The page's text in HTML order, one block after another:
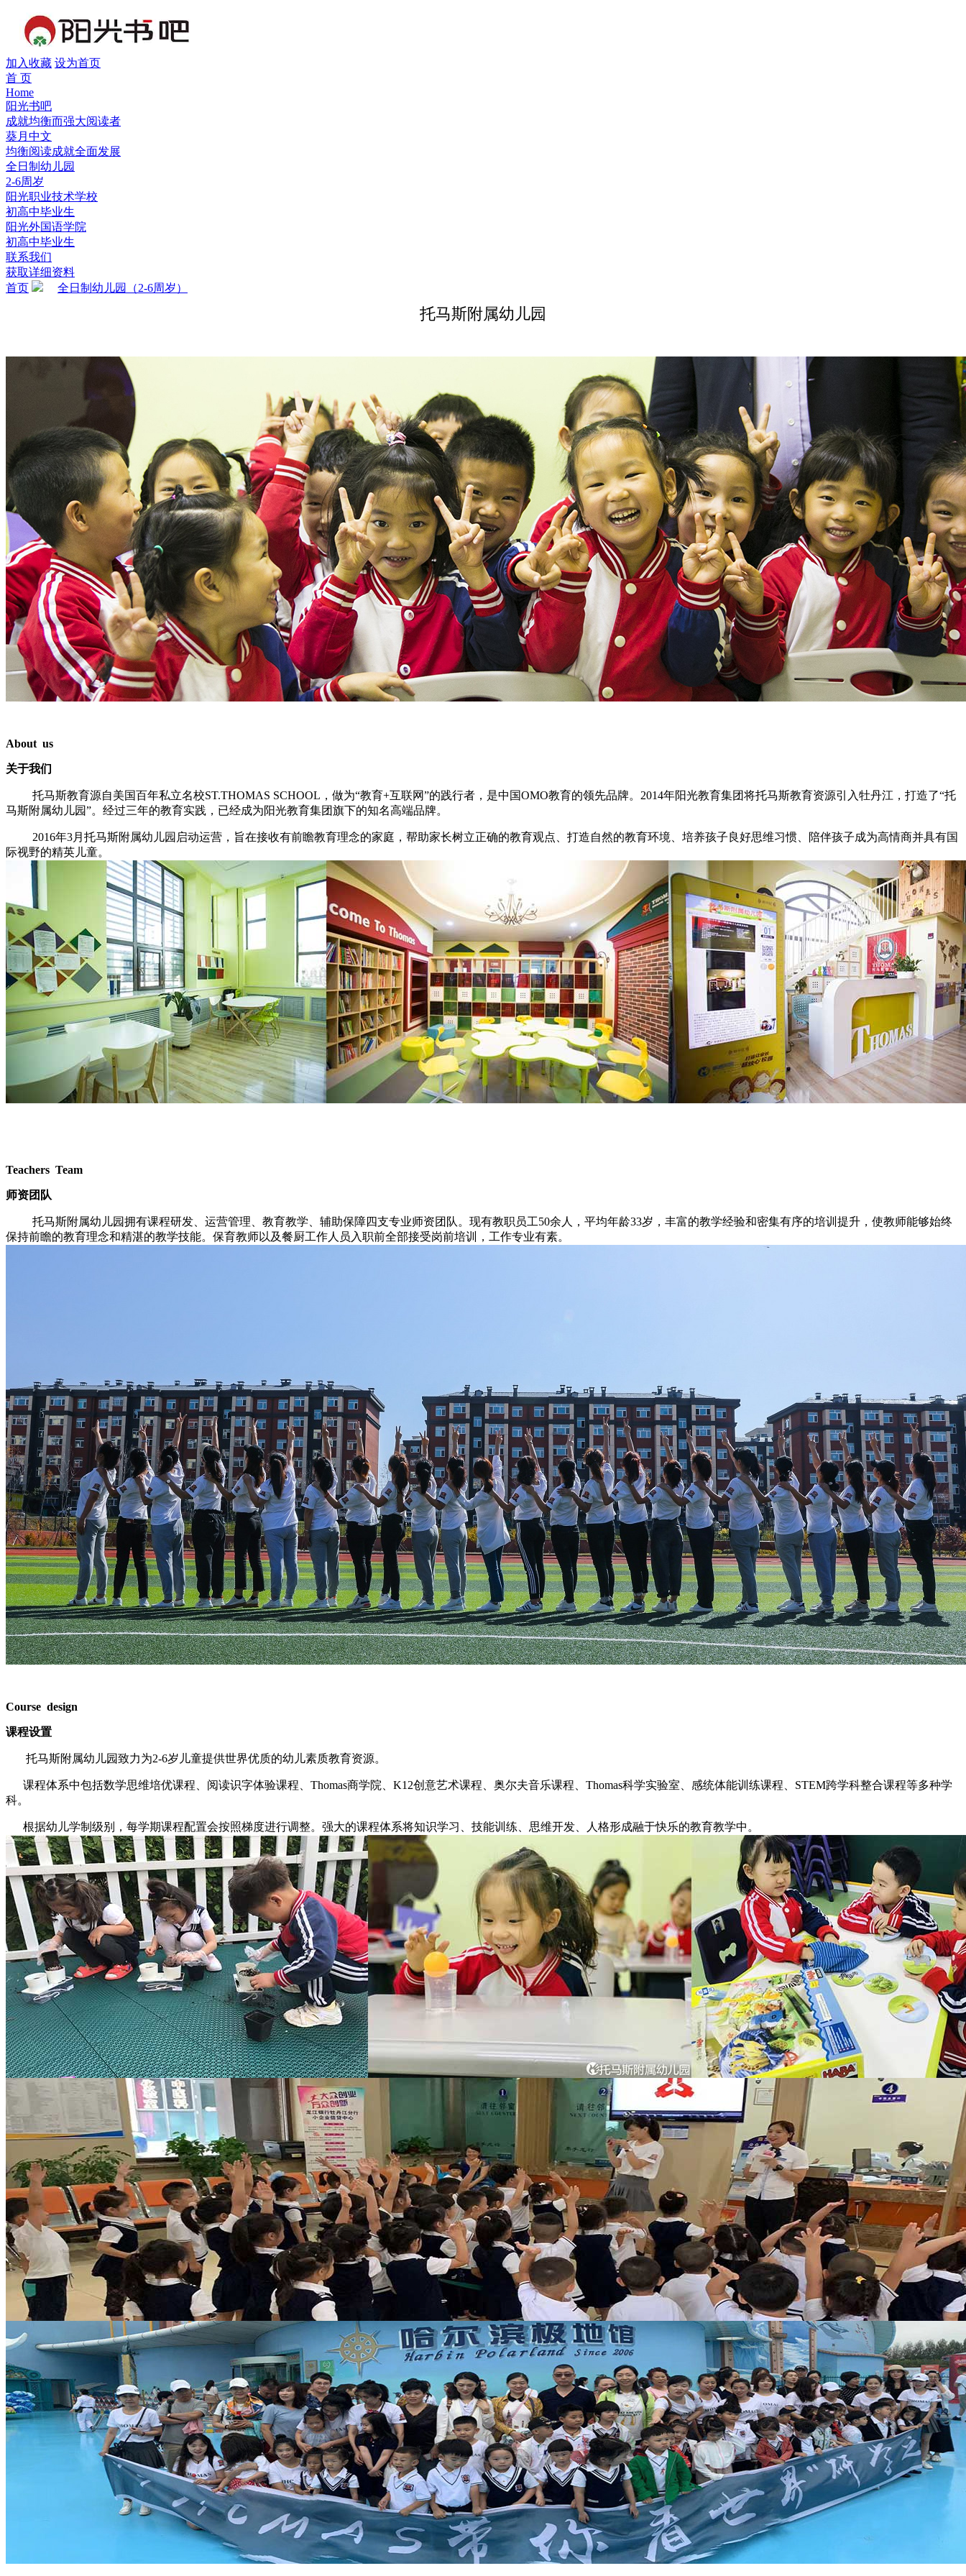
加入收藏 设为首页
首 页
Home
阳光书吧
成就均衡而强大阅读者
葵月中文
均衡阅读成就全面发展
全日制幼儿园
2-6周岁
阳光职业技术学校
初高中毕业生
阳光外国语学院
初高中毕业生
联系我们
获取详细资料
首页
全日制幼儿园（2-6周岁）
托马斯附属幼儿园
About us
关于我们
托马斯教育源自美国百年私立名校ST.THOMAS SCHOOL ，做为“教育+互联网”的践行者，是中国OMO教育的领先品牌。 2014年阳光教育集团将托马斯教育资源引入牡丹江，打造了“托
马斯附属幼儿园”。经过三年的教育实践，已经成为阳光教育集团旗下的知名高端品牌。
2016年3月托马斯附属幼儿园启动运营，旨在接收有前瞻教育理念的家庭，帮助家长树立正确的教育观点、打造自然的教育环境、培养孩子良好思维习惯、陪伴孩子成为高情商并具有国
际视野的精英 儿童。
Teachers Team
师资团队
托马斯附属幼儿园拥有课程研发、运营管理、教育教学、辅助保障四支专业师资团队。现有教职员工50余人，平均年龄33岁，丰富的教学经验和密集有序的培训提升，使教师能够始终
保持前瞻的教育理念和精湛的教学技能。保育教师以及餐厨工作人员入职前全部接受岗前培训，工作专业有素。
Course design
课程设置
托马斯附属幼儿园致力为2-6岁儿童提供世界优质的幼儿素质教育资源。
课程体系中包括数学思维培优课程、 阅读识字体验课程、 Thomas商学院、 K12创意艺术课程、奥尔夫音乐课程、 Thomas科学实验室、感统体能训练课程、 STEM跨学科整合课程等多种学
科。
根据幼儿学制级别，每学期课程配置会按照梯度进行调整。强大的课程体系将知识学习、技能训练、思维开发、人格形成融于快乐的教育教学中。